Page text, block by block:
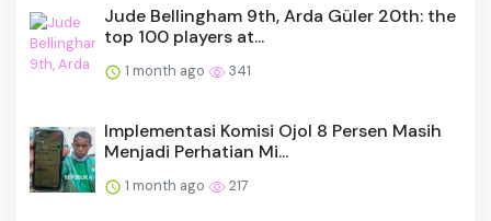
Jude Bellingham 9th, Arda Güler 20th: the
top 100 players at...
1 month ago 341
Implementasi Komisi Ojol 8 Persen Masih
Menjadi Perhatian Mi...
1 month ago 217